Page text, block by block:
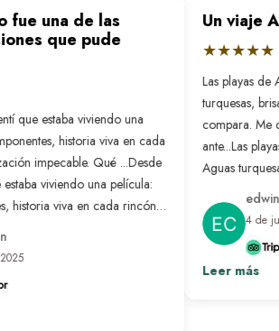
fue una de las
que pude
que estaba viviendo una
historia viva en cada
impecable. Qué ...Desde
viviendo una película:
historia viva en cada rincón y
Qué bonito es sentir
cada detalle para que todo
viaje transformador que
Un viaje
★★★★★
Las playas
turquesas,
compara. Me
ante...Las
Aguas
no se
nunca antes.
resuelto: solo
desconectar
paraíso
4 de
Leer más